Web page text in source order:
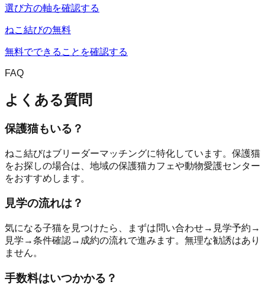
選び方の軸を確認する
ねこ結びの無料
無料でできることを確認する
FAQ
よくある質問
保護猫もいる？
ねこ結びはブリーダーマッチングに特化しています。保護猫
をお探しの場合は、地域の保護猫カフェや動物愛護センター
をおすすめします。
見学の流れは？
気になる子猫を見つけたら、まずは問い合わせ→見学予約→
見学→条件確認→成約の流れで進みます。無理な勧誘はあり
ません。
手数料はいつかかる？